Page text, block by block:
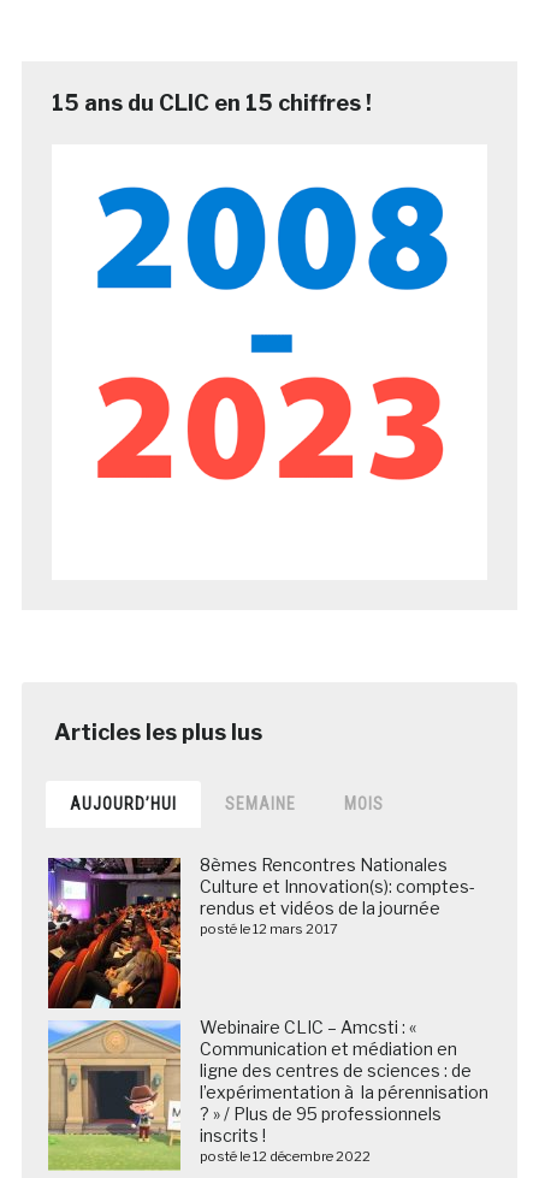
15 ans du CLIC en 15 chiffres !
AUJOURD’HUI SEMAINE MOIS
8èmes Rencontres Nationales
Culture et Innovation(s): comptes-
rendus et vidéos de la journée
posté le 12 mars 2017
Webinaire CLIC – Amcsti : «
Communication et médiation en
ligne des centres de sciences : de
l’expérimentation à la pérennisation
? » / Plus de 95 professionnels
inscrits !
posté le 12 décembre 2022